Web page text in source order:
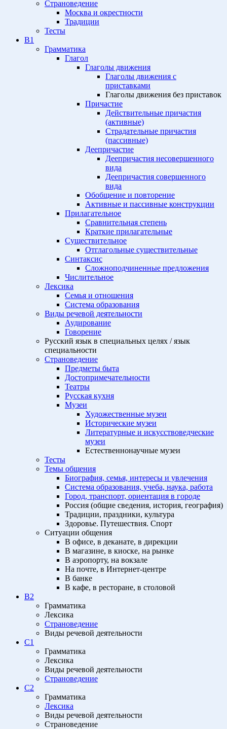
Страноведение
Москва и окрестности
Традиции
Тесты
B1
Грамматика
Глагол
Глаголы движения
Глаголы движения с
приставками
Глаголы движения без приставок
Причастие
Действительные причастия
(активные)
Страдательные причастия
(пассивные)
Деепричастие
Деепричастия несовершенного
вида
Деепричастия совершенного
вида
Обобщение и повторение
Активные и пассивные конструкции
Прилагательное
Сравнительная степень
Краткие прилагательные
Существительное
Отглагольные существительные
Синтаксис
Сложноподчиненные предложения
Числительное
Лексика
Семья и отношения
Система образования
Виды речевой деятельности
Аудирование
Говорение
Русский язык в специальных целях / язык
специальности
Страноведение
Предметы быта
Достопримечательности
Театры
Русская кухня
Музеи
Художественные музеи
Исторические музеи
Литературные и искусствоведческие
музеи
Естественнонаучные музеи
Тесты
Темы общения
Биография, семья, интересы и увлечения
Система образования, учеба, наука, работа
Город, транспорт, ориентация в городе
Россия (общие сведения, история, география)
Традиции, праздники, культура
Здоровье. Путешествия. Спорт
Ситуации общения
В офисе, в деканате, в дирекции
В магазине, в киоске, на рынке
В аэропорту, на вокзале
На почте, в Интернет-центре
В банке
В кафе, в ресторане, в столовой
B2
Грамматика
Лексика
Страноведение
Виды речевой деятельности
C1
Грамматика
Лексика
Виды речевой деятельности
Страноведение
C2
Грамматика
Лексика
Виды речевой деятельности
Страноведение